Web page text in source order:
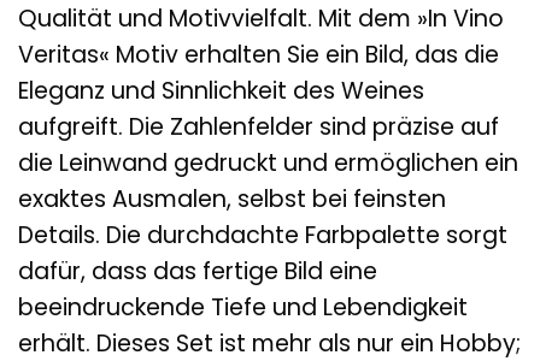
Qualität und Motivvielfalt. Mit dem »In Vino
Veritas« Motiv erhalten Sie ein Bild, das die
Eleganz und Sinnlichkeit des Weines
aufgreift. Die Zahlenfelder sind präzise auf
die Leinwand gedruckt und ermöglichen ein
exaktes Ausmalen, selbst bei feinsten
Details. Die durchdachte Farbpalette sorgt
dafür, dass das fertige Bild eine
beeindruckende Tiefe und Lebendigkeit
erhält. Dieses Set ist mehr als nur ein Hobby;